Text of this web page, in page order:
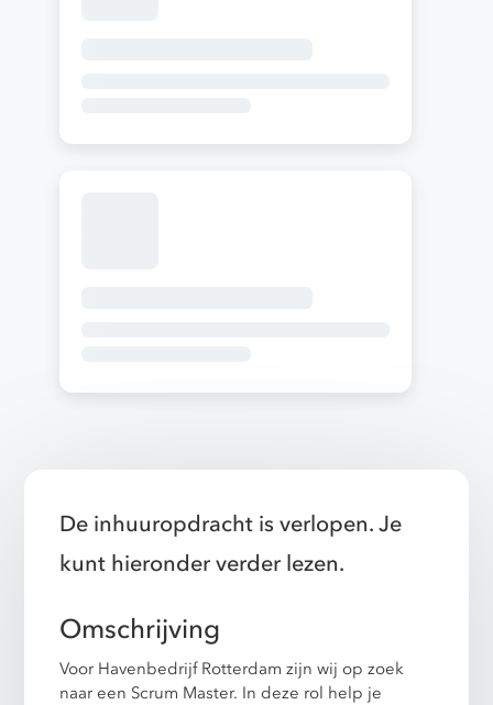
De inhuuropdracht is verlopen. Je
kunt hieronder verder lezen.
Omschrijving
Voor Havenbedrijf Rotterdam zijn wij op zoek
naar een Scrum Master. In deze rol help je